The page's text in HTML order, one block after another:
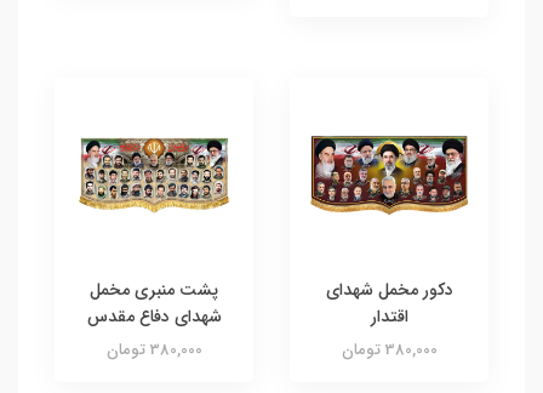
دکور مخمل شهدای
اقتدار
380,000 تومان
پشت منبری مخمل
شهدای دفاع مقدس
380,000 تومان